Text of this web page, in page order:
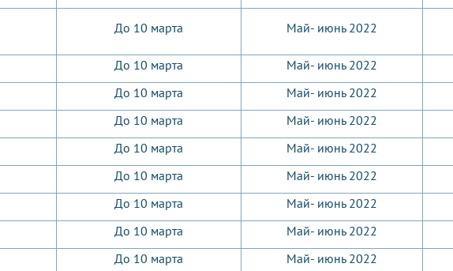
До 10 марта Май- июнь 2022
До 10 марта Май- июнь 2022
До 10 марта
Май- июнь 2022
До 10 марта
Май- июнь 2022
До 10 марта
Май- июнь 2022
До 10 марта
Май- июнь 2022
До 10 марта
Май- июнь 2022
До 10 марта
Май- июнь 2022
До 10 марта
Май- июнь 2022